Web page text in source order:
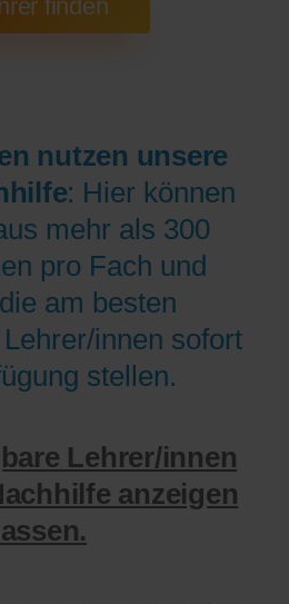
nutzen unsere
: Hier können
mehr als 300
pro Fach und
am besten
innen sofort
stellen.
Lehrer/innen
anzeigen